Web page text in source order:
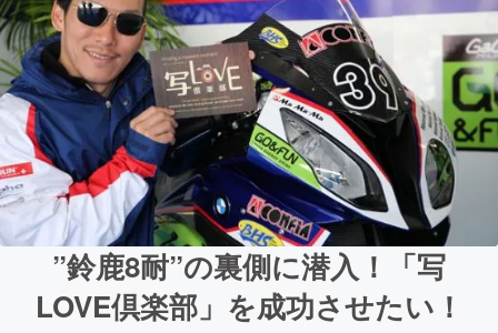
”鈴鹿8耐”の裏側に潜入！「写
LOVE倶楽部」を成功させたい！